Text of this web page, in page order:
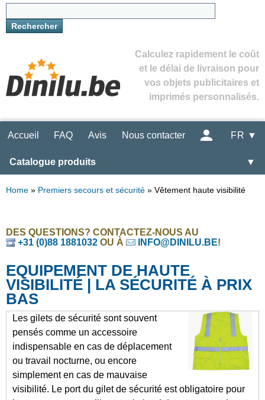
Calculez rapidement le coût
et le délai de livraison pour
vos objets publicitaires et
imprimés personnalisés.
Accueil FAQ Avis Nous contacter FR ▼
Catalogue produits ▼
Home » Premiers secours et sécurité » Vêtement haute visibilité
DES QUESTIONS? CONTACTEZ-NOUS AU
+31 (0)88 1881032 OU À INFO@DINILU.BE!
EQUIPEMENT DE HAUTE
VISIBILITÉ | LA SÉCURITÉ À PRIX
BAS
Les gilets de sécurité sont souvent
pensés comme un accessoire
indispensable en cas de déplacement
ou travail nocturne, ou encore
simplement en cas de mauvaise
visibilité. Le port du gilet de sécurité est obligatoire pour